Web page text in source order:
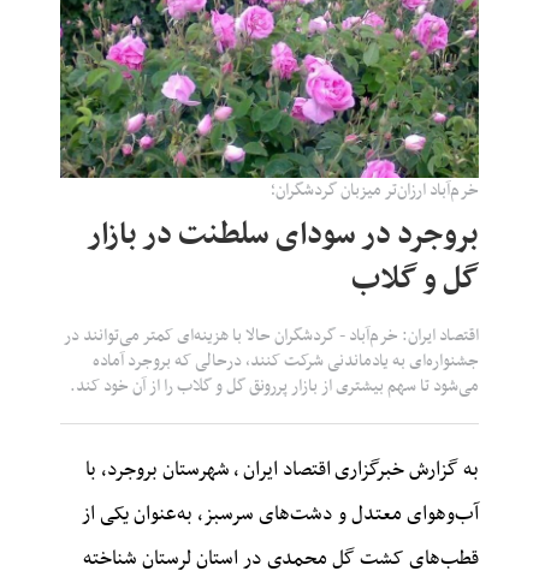
خرم‌آباد ارزان‌تر میزبان گردشگران؛
بروجرد در سودای سلطنت در بازار
گل و گلاب
اقتصاد ایران: خرم‌آباد - گردشگران حالا با هزینه‌ای کمتر می‌توانند در
جشنواره‌ای به یادماندنی شرکت کنند، درحالی که بروجرد آماده
می‌شود تا سهم بیشتری از بازار پررونق گل و گلاب را از آن خود کند.
به گزارش خبرگزاریاقتصاد ایران،شهرستان بروجرد، با
آب‌وهوای معتدل و دشت‌های سرسبز، به‌عنوان یکی از
قطب‌های کشت گل محمدی در استان لرستان شناخته